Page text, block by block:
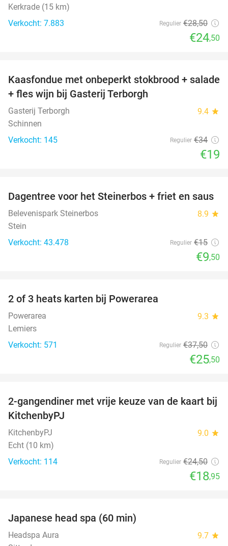
Kerkrade (15 km)
Verkocht: 7.883
Regulier €28,50
€24,50
44%
Kaasfondue met onbeperkt stokbrood + salade
+ fles wijn bij Gasterij Terborgh
Gasterij Terborgh 9.4 star
Schinnen
Verkocht: 145
Regulier €34
€19
37%
Dagentree voor het Steinerbos + friet en saus
Belevenispark Steinerbos 8.9 star
Stein
Verkocht: 43.478
Regulier €15
€9,50
2 of 3 heats karten bij Powerarea
Powerarea 9.3 star
Lemiers
Verkocht: 571
Regulier €37,50
€25,50
23%
2-gangendiner met vrije keuze van de kaart bij
KitchenbyPJ
KitchenbyPJ 9.0 star
Echt (10 km)
Verkocht: 114
Regulier €24,50
€18,95
Japanese head spa (60 min)
Headspa Aura 9.7 star